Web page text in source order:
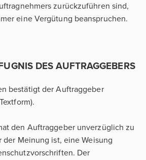
zurückzuführen sind,
eine Vergütung beanspruchen.
DES AUFTRAGGEBERS
bestätigt der Auftraggeber
den Auftraggeber unverzüglich zu
Meinung ist, eine Weisung
Der